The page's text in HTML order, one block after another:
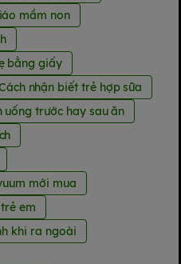
mầm non
bằng giấy
nhận biết trẻ hợp sữa
uống trước hay sau ăn
mới mua
em
khi ra ngoài